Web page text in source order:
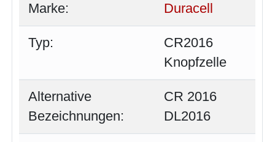
Marke: Duracell
Typ:
CR2016
Knopfzelle
Alternative
Bezeichnungen:
CR 2016
DL2016